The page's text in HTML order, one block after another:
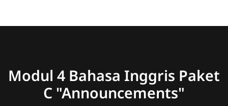
Modul 4 Bahasa Inggris Paket
C "Announcements"